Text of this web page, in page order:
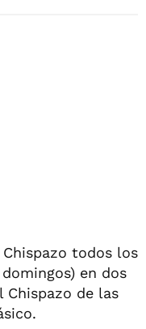
todos los
en dos
Chispazo de las